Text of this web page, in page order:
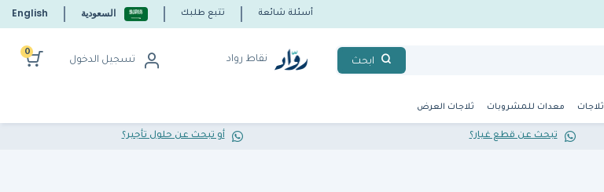
أسئلة شائعة تتبع طلبك السعودية English
ابحث نقاط رواد تسجيل الدخول
0
ثلاجات معدات للمشروبات ثلاجات العرض
تبحث عن قطع غيار؟ أو تبحث عن حلول تأجير؟